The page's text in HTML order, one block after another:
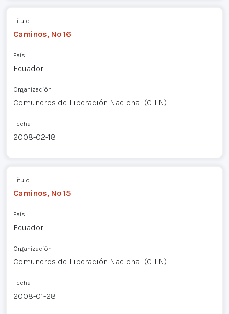
Título
Caminos, Nº 16
País
Ecuador
Organización
Comuneros de Liberación Nacional (C-LN)
Fecha
2008-02-18
Título
Caminos, Nº 15
País
Ecuador
Organización
Comuneros de Liberación Nacional (C-LN)
Fecha
2008-01-28